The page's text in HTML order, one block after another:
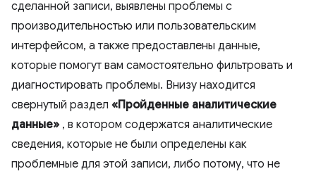
сделанной записи, выявлены проблемы с
производительностью или пользовательским
интерфейсом, а также предоставлены данные,
которые помогут вам самостоятельно фильтровать и
диагностировать проблемы. Внизу находится
свернутый раздел «Пройденные аналитические
данные» , в котором содержатся аналитические
сведения, которые не были определены как
проблемные для этой записи, либо потому, что не